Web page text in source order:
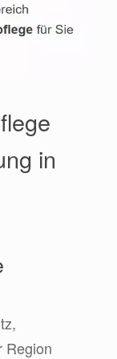
in
Region